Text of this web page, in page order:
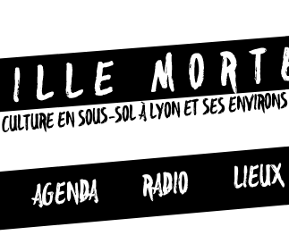
CULTURE EN SOUS-SOL À LYON ET SES ENVIRONS
AGENDA RADIO LIEUX